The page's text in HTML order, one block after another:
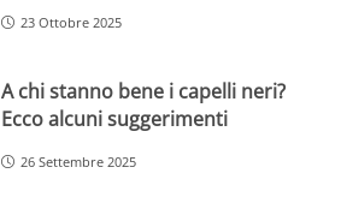
23 Ottobre 2025
A chi stanno bene i capelli neri?
Ecco alcuni suggerimenti
26 Settembre 2025